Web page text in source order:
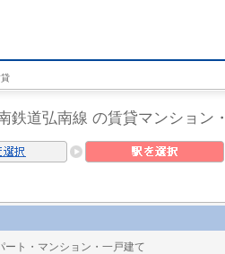
鉄道弘南線 の賃貸マンション
ト・マンション・一戸建て